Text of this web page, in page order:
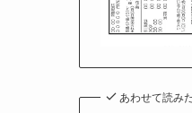
あわせて読み